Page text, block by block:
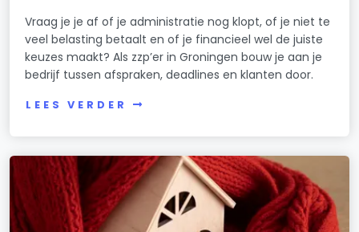
Vraag je je af of je administratie nog klopt, of je niet te
veel belasting betaalt en of je financieel wel de juiste
keuzes maakt? Als zzp’er in Groningen bouw je aan je
bedrijf tussen afspraken, deadlines en klanten door.
LEES VERDER